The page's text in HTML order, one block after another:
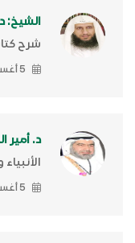
الشيخ:
شرح
5 أغسطس, 2026
د. أمير
الأنبياء
5 أغسطس, 2026